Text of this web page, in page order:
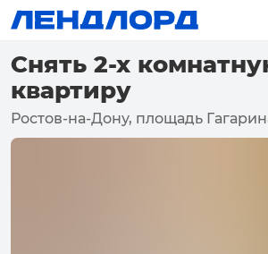
Снять 2-х
квартиру
Ростов-на-Дону, площадь